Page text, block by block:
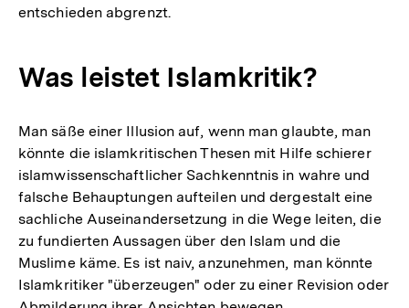
entschieden abgrenzt.
Was leistet Islamkritik?
Man säße einer Illusion auf, wenn man glaubte, man
könnte die islamkritischen Thesen mit Hilfe schierer
islamwissenschaftlicher Sachkenntnis in wahre und
falsche Behauptungen aufteilen und dergestalt eine
sachliche Auseinandersetzung in die Wege leiten, die
zu fundierten Aussagen über den Islam und die
Muslime käme. Es ist naiv, anzunehmen, man könnte
Islamkritiker "überzeugen" oder zu einer Revision oder